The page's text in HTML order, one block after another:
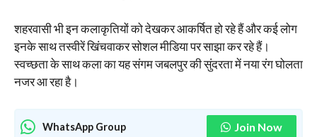
शहरवासी भी इन कलाकृतियों को देखकर आकर्षित हो रहे हैं और कई लोग
इनके साथ तस्वीरें खिंचवाकर सोशल मीडिया पर साझा कर रहे हैं।
स्वच्छता के साथ कला का यह संगम जबलपुर की सुंदरता में नया रंग घोलता
नजर आ रहा है।
WhatsApp Group Join Now